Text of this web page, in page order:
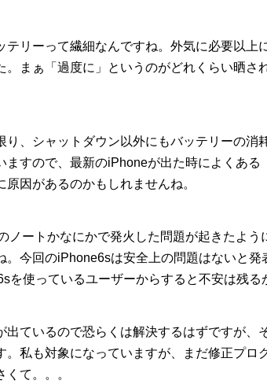
テリーって繊細なんですね。外気に必要以上
。まぁ「過度に」というのがどれくらい晒さ
り、シャットダウン以外にもバッテリーの消
ますので、最新のiPhoneが出た時によくある
原因があるのかもしれませんね。
ノートかなにかで発火した問題が起きたよう
。今回のiPhone6sは安全上の問題はないと
を使っているユーザーからすると不安は残る
出ているので恐らくは解決するはずですが、
。私も対象になっていますが、まだ修正プロ
て。。。